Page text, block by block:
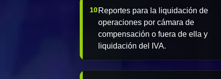
10Reportes para la liquidación de
operaciones por cámara de
compensación o fuera de ella y
liquidación del IVA.